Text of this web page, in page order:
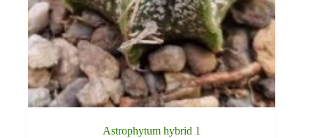
Astrophytum hybrid 1